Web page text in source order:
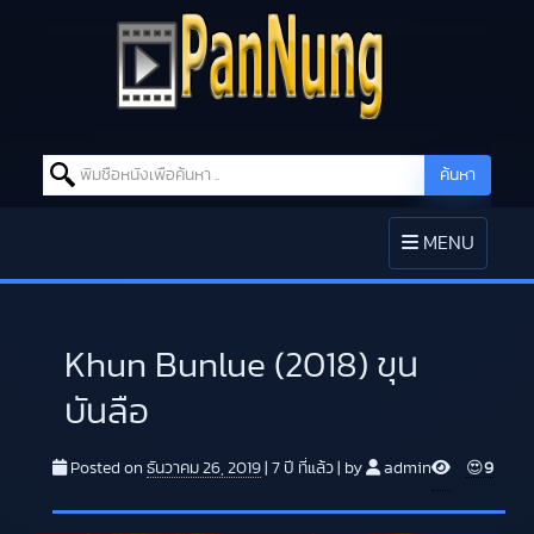
Search for: ค้นหา
TOGGLE
NAVIGATION
MENU
Khun Bunlue (2018) ขุน
บันลือ
Posted on ธันวาคม 26, 2019 7 ปี ที่แล้ว by admin V
i
😍9